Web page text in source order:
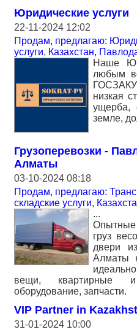
Юридические услуги
22-11-2024 12:02
Продам, предлагаю:
услуги, Казахстан,
Наше
любым
низкая
ущерба,
земле,
Грузоперевозки -
Алматы
03-10-2024 08:18
Продам, предлагаю:
складские услуги,
...
груз
двери
Алматы
вещи, квартирные
оборудование, запчасти.
VIP Partner in
31-01-2024 10:00